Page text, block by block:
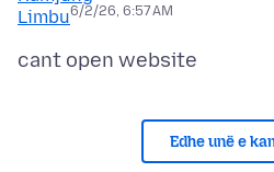
6/2/26, 6:57 AM
Edhe unë e